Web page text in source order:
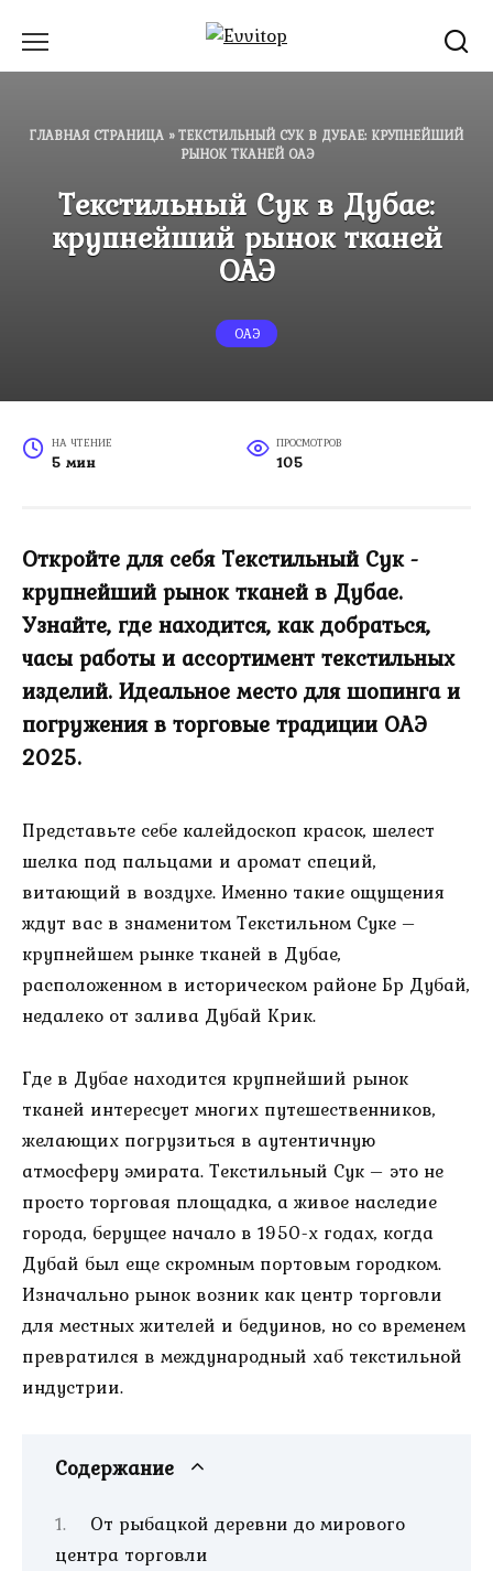
содержанию
ГЛАВНАЯ СТРАНИЦА »ТЕКСТИЛЬНЫЙ СУК В ДУБАЕ: КРУПНЕЙШИЙ
РЫНОК ТКАНЕЙ ОАЭ
Текстильный Сук в Дубае:
крупнейший рынок тканей
ОАЭ
ОАЭ
НА ЧТЕНИЕ
5 мин
ПРОСМОТРОВ
105
Откройте для себя Текстильный Сук -
крупнейший рынок тканей в Дубае.
Узнайте, где находится, как добраться,
часы работы и ассортимент текстильных
изделий. Идеальное место для шопинга и
погружения в торговые традиции ОАЭ
2025.
Представьте себе калейдоскоп красок, шелест
шелка под пальцами и аромат специй,
витающий в воздухе. Именно такие ощущения
ждут вас в знаменитом Текстильном Суке –
крупнейшем рынке тканей в Дубае,
расположенном в историческом районе Бр Дубай,
недалеко от залива Дубай Крик.
Где в Дубае находится крупнейший рынок
тканей интересует многих путешественников,
желающих погрузиться в аутентичную
атмосферу эмирата. Текстильный Сук – это не
просто торговая площадка, а живое наследие
города, берущее начало в 1950-х годах, когда
Дубай был еще скромным портовым городком.
Изначально рынок возник как центр торговли
для местных жителей и бедуинов, но со временем
превратился в международный хаб текстильной
индустрии.
Содержание
От рыбацкой деревни до мирового
центра торговли